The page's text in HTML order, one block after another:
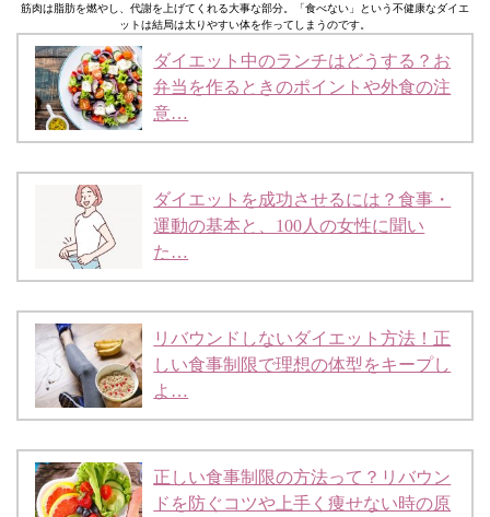
筋肉は脂肪を燃やし、代謝を上げてくれる大事な部分。「食べない」という不健康なダイエ
ットは結局は太りやすい体を作ってしまうのです。
ダイエット中のランチはどうする？お
弁当を作るときのポイントや外食の注
意…
ダイエットを成功させるには？食事・
運動の基本と、100人の女性に聞い
た…
リバウンドしないダイエット方法！正
しい食事制限で理想の体型をキープし
よ…
正しい食事制限の方法って？リバウン
ドを防ぐコツや上手く痩せない時の原